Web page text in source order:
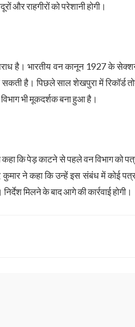
राहगीरों को परेशानी होगी।
है। भारतीय वन कानून 1927 के
सकती है। पिछले साल शेखपुरा में रिकॉर्ड
भी मूकदर्शक बना हुआ है।
कहा कि पेड़ काटने से पहले वन विभाग को
ने कहा कि उन्हें इस संबंध में कोई पत्र
मिलने के बाद आगे की कार्रवाई होगी।